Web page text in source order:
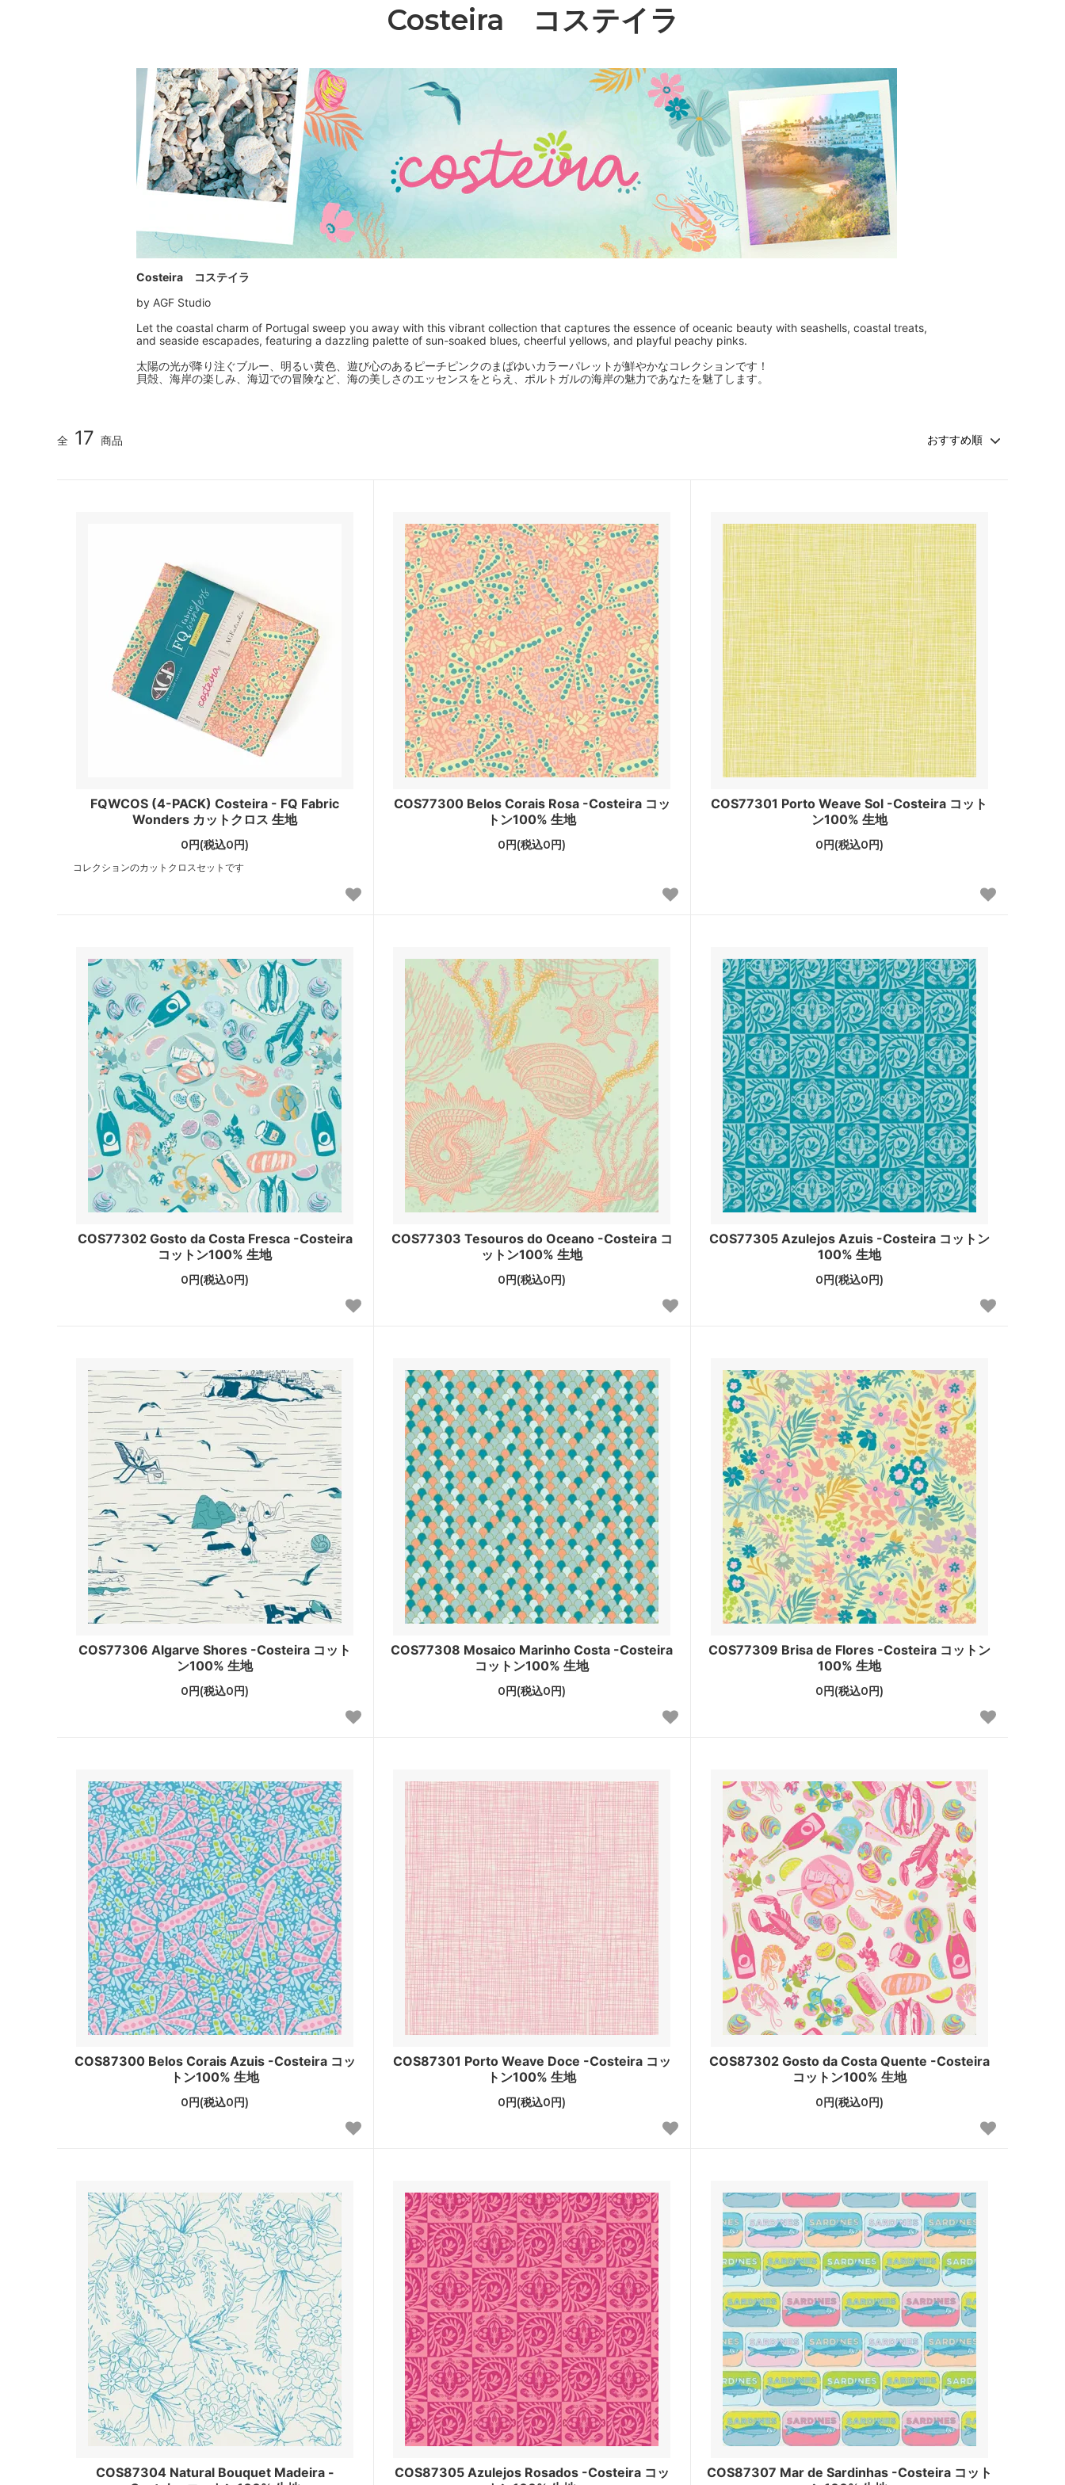
Costeira コステイラ
Costeira コステイラ
by AGF Studio
Let the coastal charm of Portugal sweep you away with this vibrant collection that captures the essence of oceanic beauty with seashells, coastal treats,
and seaside escapades, featuring a dazzling palette of sun-soaked blues, cheerful yellows, and playful peachy pinks.
太陽の光が降り注ぐブルー、明るい黄色、遊び心のあるピーチピンクのまばゆいカラーパレットが鮮やかなコレクションです！
貝殻、海岸の楽しみ、海辺での冒険など、海の美しさのエッセンスをとらえ、ポルトガルの海岸の魅力であなたを魅了します。
全 17 商品
FQWCOS (4-PACK) Costeira - FQ Fabric
Wonders カットクロス 生地
0円(税込0円)
コレクションのカットクロスセットです
COS77300 Belos Corais Rosa -Costeira コッ
トン100% 生地
0円(税込0円)
COS77301 Porto Weave Sol -Costeira コット
ン100% 生地
0円(税込0円)
COS77302 Gosto da Costa Fresca -Costeira
コットン100% 生地
0円(税込0円)
COS77303 Tesouros do Oceano -Costeira コ
ットン100% 生地
0円(税込0円)
COS77305 Azulejos Azuis -Costeira コットン
100% 生地
0円(税込0円)
COS77306 Algarve Shores -Costeira コット
ン100% 生地
0円(税込0円)
COS77308 Mosaico Marinho Costa -Costeira
コットン100% 生地
0円(税込0円)
COS77309 Brisa de Flores -Costeira コットン
100% 生地
0円(税込0円)
COS87300 Belos Corais Azuis -Costeira コッ
トン100% 生地
0円(税込0円)
COS87301 Porto Weave Doce -Costeira コッ
トン100% 生地
0円(税込0円)
COS87302 Gosto da Costa Quente -Costeira
コットン100% 生地
0円(税込0円)
COS87304 Natural Bouquet Madeira -
COS87305 Azulejos Rosados -Costeira コッ
COS87307 Mar de Sardinhas -Costeira コット